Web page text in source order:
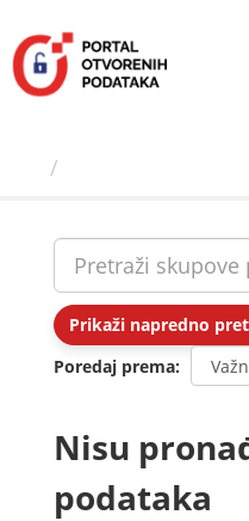
sadržaj
Prikaži napredno
Poredaj prema
Nisu
podataka